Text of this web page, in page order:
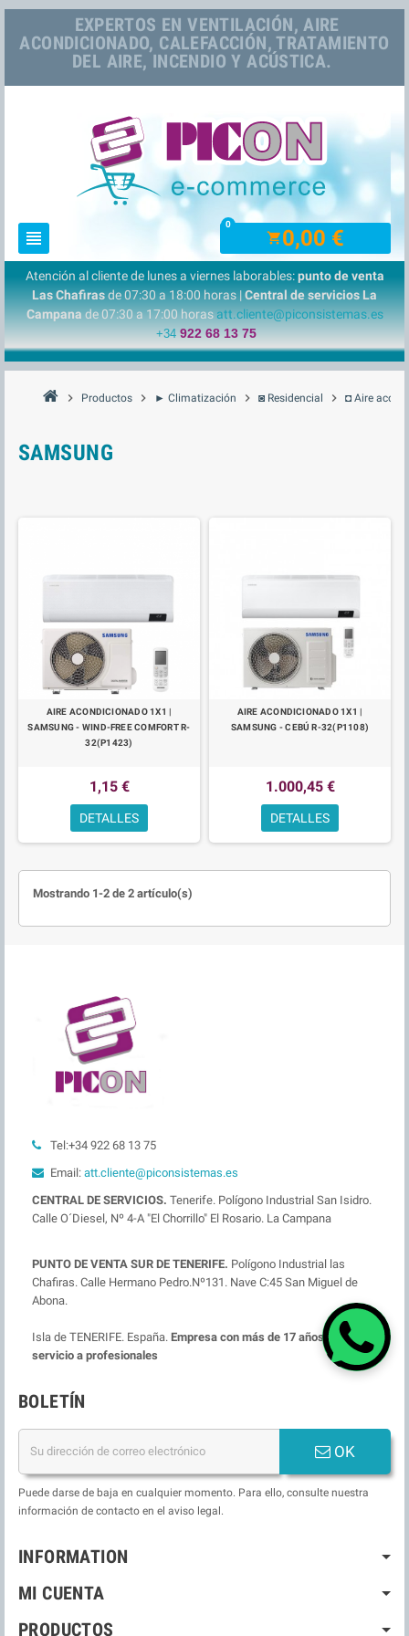
EXPERTOS EN VENTILACIÓN, AIRE
ACONDICIONADO, CALEFACCIÓN, TRATAMIENTO
DEL AIRE, INCENDIO Y ACÚSTICA.
view_headline shopping_cart0,00 €
0
Atención al cliente de lunes a viernes laborables:punto de venta
Las Chafirasde 07:30 a 18:00 horas |Central de servicios La
Campanade 07:30 a 17:00 horasatt.cliente@piconsistemas.es
+34 922 68 13 75
chevron_right Productos chevron_right ► Climatización chevron_right ◙ Residencial chevron_right ◘ Aire
SAMSUNG
AIRE ACONDICIONADO 1X1 |
SAMSUNG - WIND-FREE COMFORT R-
32(P1423)
1,15 €
DETALLES
AIRE ACONDICIONADO 1X1 |
SAMSUNG - CEBÚ R-32(P1108)
1.000,45 €
DETALLES
Mostrando 1-2 de 2 artículo(s)
Tel:+34 922 68 13 75
Email: att.cliente@piconsistemas.es
CENTRAL DE SERVICIOS. Tenerife. Polígono Industrial San Isidro.
Calle O´Diesel, Nº 4-A "El Chorrillo" El Rosario. La Campana
PUNTO DE VENTA SUR DE TENERIFE. Polígono Industrial las
Chafiras. Calle Hermano Pedro.Nº131. Nave C:45 San Miguel de
Abona.
Isla de TENERIFE. España. Empresa con más de 17 años ofreciendo
servicio a profesionales
BOLETÍN
OK
Puede darse de baja en cualquier momento. Para ello, consulte nuestra
información de contacto en el aviso legal.
INFORMATION
MI CUENTA
PRODUCTOS